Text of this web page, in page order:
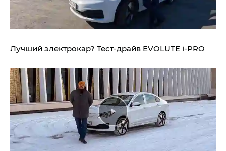
Лучший электрокар? Тест-драйв EVOLUTE i‑PRO